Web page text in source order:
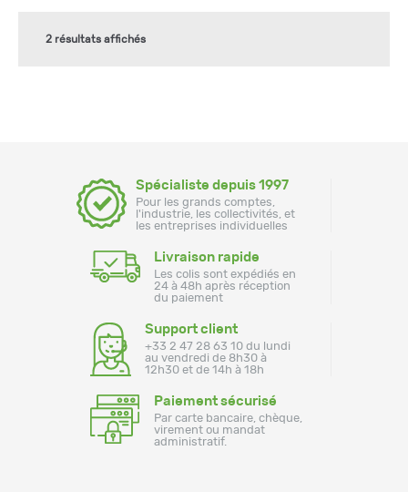
2 résultats affichés
Spécialiste depuis 1997
Pour les grands comptes,
l'industrie, les collectivités, et
les entreprises individuelles
Livraison rapide
Les colis sont expédiés en
24 à 48h après réception
du paiement
Support client
+33 2 47 28 63 10 du lundi
au vendredi de 8h30 à
12h30 et de 14h à 18h
Paiement sécurisé
Par carte bancaire, chèque,
virement ou mandat
administratif.